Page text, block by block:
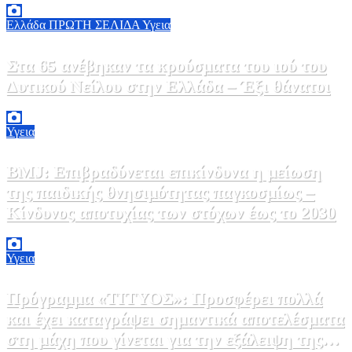
Ελλάδα ΠΡΩΤΗ ΣΕΛΙΔΑΥγεια
Στα 65 ανέβηκαν τα κρούσματα του ιού του
Δυτικού Νείλου στην Ελλάδα – Έξι θάνατοι
Υγεια
BMJ: Επιβραδύνεται επικίνδυνα η μείωση
της παιδικής θνησιμότητας παγκοσμίως –
Κίνδυνος αποτυχίας των στόχων έως το 2030
Υγεια
Πρόγραμμα «ΤΙΤΥΟΣ»: Προσφέρει πολλά
και έχει καταγράψει σημαντικά αποτελέσματα
στη μάχη που γίνεται για την εξάλειψη της